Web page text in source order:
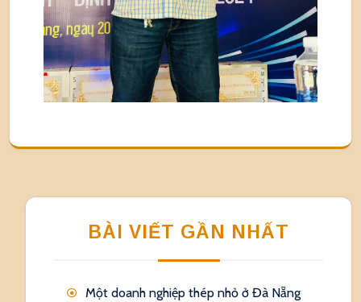
BÀI VIẾT GẦN NHẤT
Một doanh nghiệp thép nhỏ ở Đà Nẵng